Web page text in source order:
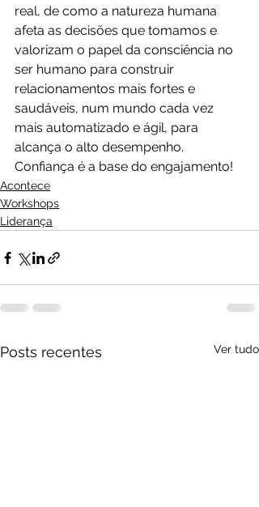
real, de como a natureza humana
afeta as decisões que tomamos e
valorizam o papel da consciência no
ser humano para construir
relacionamentos mais fortes e
saudáveis, num mundo cada vez
mais automatizado e ágil, para
alcança o alto desempenho.
Confiança é a base do engajamento!
Acontece
Workshops
Liderança
Posts recentes Ver tudo